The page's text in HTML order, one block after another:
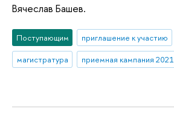
Вячеслав Башев.
Поступающим приглашение к участию
магистратура
приемная кампания 2021